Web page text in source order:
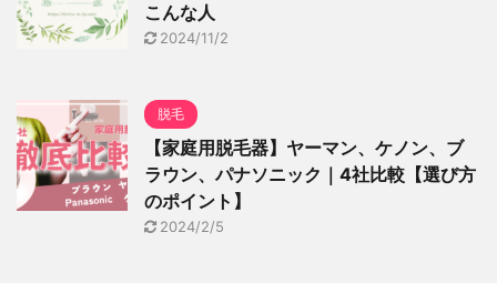
こんな人
2024/11/2
脱毛
【家庭用脱毛器】ヤーマン、ケノン、ブ
ラウン、パナソニック｜4社比較【選び方
のポイント】
2024/2/5